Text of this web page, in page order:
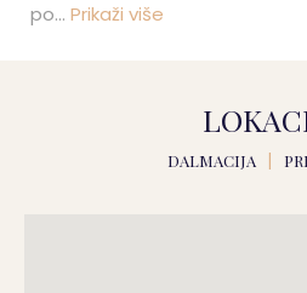
po... Prikaži više
DALMACIJA